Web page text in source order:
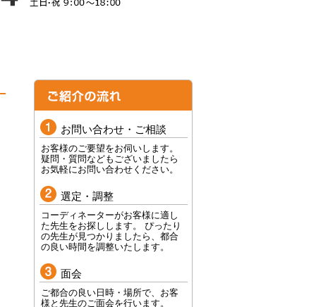
お問い合わせ・ご相談
お客様のご要望をお伺いします。
疑問・質問などもございましたら
お気軽にお問い合わせください。
選定・調整
コーディネーターがお客様に適し
た先生をお探しします。 ぴったり
の先生が見つかりましたら、都合
の良い時間を調整いたします。
面会
ご都合の良い日時・場所で、お客
様と先生のご面会を行います。